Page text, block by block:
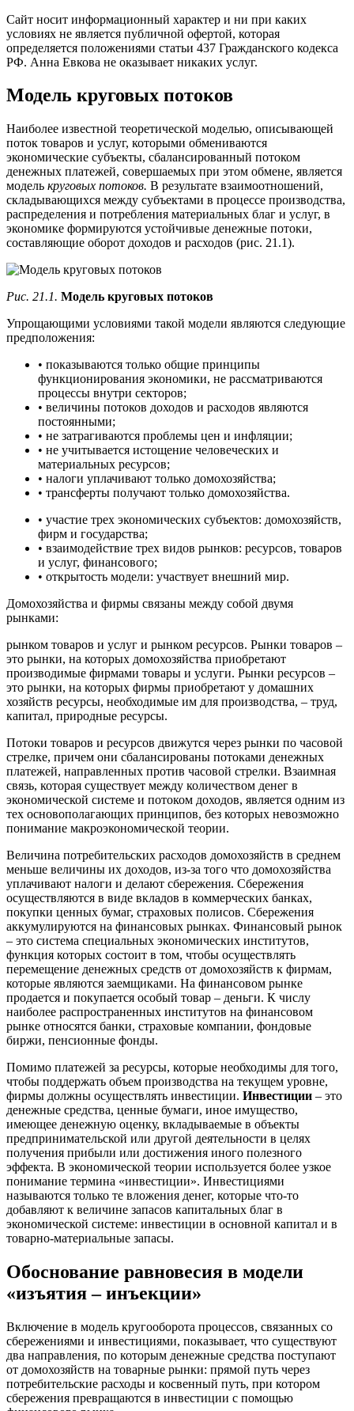
Cайт носит информационный характер и ни при каких
условиях не является публичной офертой, которая
определяется положениями статьи 437 Гражданского кодекса
РФ. Анна Евкова не оказывает никаких услуг.
Модель круговых потоков
Наиболее известной теоретической моделью, описывающей
поток товаров и услуг, которыми обмениваются
экономические субъекты, сбалансированный потоком
денежных платежей, совершаемых при этом обмене, является
модель круговых потоков. В результате взаимоотношений,
складывающихся между субъектами в процессе производства,
распределения и потребления материальных благ и услуг, в
экономике формируются устойчивые денежные потоки,
составляющие оборот доходов и расходов (рис. 21.1).
Рис. 21.1. Модель круговых потоков
Упрощающими условиями такой модели являются следующие
предположения:
• показываются только общие принципы
функционирования экономики, не рассматриваются
процессы внутри секторов;
• величины потоков доходов и расходов являются
постоянными;
• не затрагиваются проблемы цен и инфляции;
• не учитывается истощение человеческих и
материальных ресурсов;
• налоги уплачивают только домохозяйства;
• трансферты получают только домохозяйства.
• участие трех экономических субъектов: домохозяйств,
фирм и государства;
• взаимодействие трех видов рынков: ресурсов, товаров
и услуг, финансового;
• открытость модели: участвует внешний мир.
Домохозяйства и фирмы связаны между собой двумя
рынками:
рынком товаров и услуг и рынком ресурсов. Рынки товаров –
это рынки, на которых домохозяйства приобретают
производимые фирмами товары и услуги. Рынки ресурсов –
это рынки, на которых фирмы приобретают у домашних
хозяйств ресурсы, необходимые им для производства, – труд,
капитал, природные ресурсы.
Потоки товаров и ресурсов движутся через рынки по часовой
стрелке, причем они сбалансированы потоками денежных
платежей, направленных против часовой стрелки. Взаимная
связь, которая существует между количеством денег в
экономической системе и потоком доходов, является одним из
тех основополагающих принципов, без которых невозможно
понимание макроэкономической теории.
Величина потребительских расходов домохозяйств в среднем
меньше величины их доходов, из-за того что домохозяйства
уплачивают налоги и делают сбережения. Сбережения
осуществляются в виде вкладов в коммерческих банках,
покупки ценных бумаг, страховых полисов. Сбережения
аккумулируются на финансовых рынках. Финансовый рынок
– это система специальных экономических институтов,
функция которых состоит в том, чтобы осуществлять
перемещение денежных средств от домохозяйств к фирмам,
которые являются заемщиками. На финансовом рынке
продается и покупается особый товар – деньги. К числу
наиболее распространенных институтов на финансовом
рынке относятся банки, страховые компании, фондовые
биржи, пенсионные фонды.
Помимо платежей за ресурсы, которые необходимы для того,
чтобы поддержать объем производства на текущем уровне,
фирмы должны осуществлять инвестиции. Инвестиции – это
денежные средства, ценные бумаги, иное имущество,
имеющее денежную оценку, вкладываемые в объекты
предпринимательской или другой деятельности в целях
получения прибыли или достижения иного полезного
эффекта. В экономической теории используется более узкое
понимание термина «инвестиции». Инвестициями
называются только те вложения денег, которые что-то
добавляют к величине запасов капитальных благ в
экономической системе: инвестиции в основной капитал и в
товарно-материальные запасы.
Обоснование равновесия в модели
«изъятия – инъекции»
Включение в модель кругооборота процессов, связанных со
сбережениями и инвестициями, показывает, что существуют
два направления, по которым денежные средства поступают
от домохозяйств на товарные рынки: прямой путь через
потребительские расходы и косвенный путь, при котором
сбережения превращаются в инвестиции с помощью